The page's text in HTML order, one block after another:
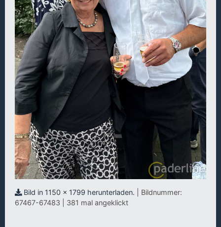
Bild in 1150 x 1799 herunterladen.
| Bildnummer:
67467-67483 | 381 mal angeklickt